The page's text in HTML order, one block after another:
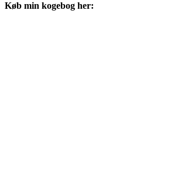
Køb min kogebog her: